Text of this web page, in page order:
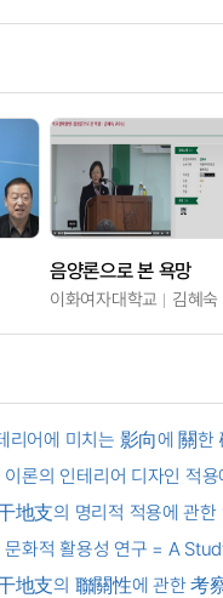
음양론으로 본 욕망
이화여자대학교 김혜숙
리어에 미치는 影向에 關
론의 인테리어 디자인 적
of Feng-shui and
to Interior Design
地支의 명리적 적용에 관한
문화적 활용성 연구 = A
Yin-Yang and five
地支의 聯關性에 관한 考